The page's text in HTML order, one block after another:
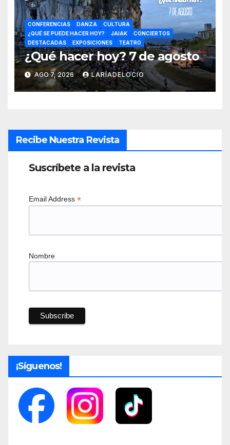
CONFERENCIAS DANZA
CULTURA
¿QUÉ SE PUEDE HACER HOY?
JAIAK
CONCIERTOS
DESTACADAS
EXPOSICIONES TEATRO
¿Qué hacer hoy? 7 de agosto
AGO 7, 2026 LARÍADELOCIO
Recibe Nuestra Revista
Suscríbete a la revista
Email Address *
Nombre
¡Síguenos!